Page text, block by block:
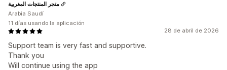
28 de abril de 2026
Support team is very fast and supportive.
Thank you
Will continue using the app
متجر المنتجات المغربية
Arabia Saudí
11 días usando la aplicación